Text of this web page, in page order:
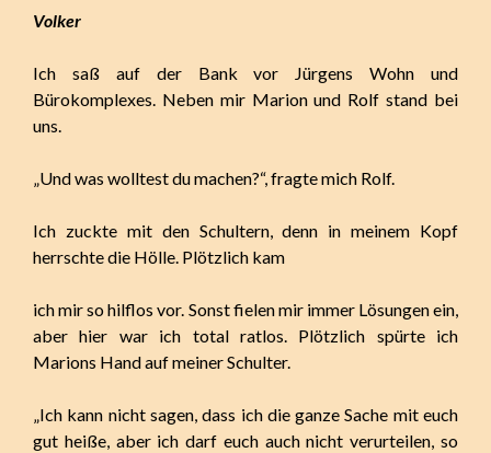
Volker
Ich saß auf der Bank vor Jürgens Wohn und
Bürokomplexes. Neben mir Marion und Rolf stand bei
uns.
„Und was wolltest du machen?“, fragte mich Rolf.
Ich zuckte mit den Schultern, denn in meinem Kopf
herrschte die Hölle. Plötzlich kam
ich mir so hilflos vor. Sonst fielen mir immer Lösungen ein,
aber hier war ich total ratlos. Plötzlich spürte ich
Marions Hand auf meiner Schulter.
„Ich kann nicht sagen, dass ich die ganze Sache mit euch
gut heiße, aber ich darf euch auch nicht verurteilen, so